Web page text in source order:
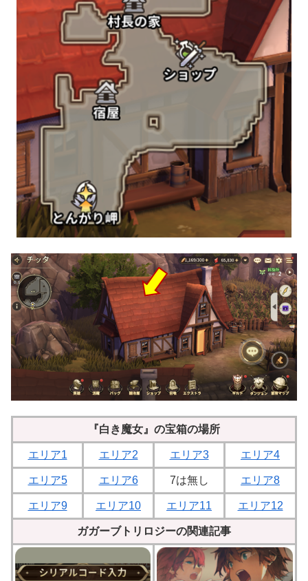
『白き魔女』の宝箱の場所
エリア1 エリア2 エリア3 エリア4
エリア5 エリア6 7は無し エリア8
エリア9 エリア10 エリア11 エリア12
ガガーブトリロジーの関連記事